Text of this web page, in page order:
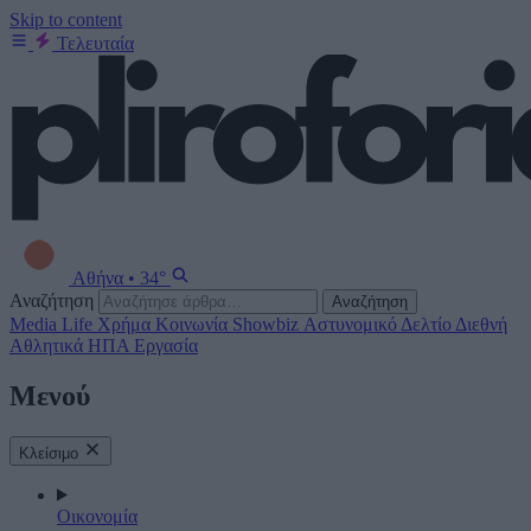
Skip to content
Τελευταία
Αθήνα • 34°
Αναζήτηση
Αναζήτηση
Media Life Χρήμα Κοινωνία Showbiz Αστυνομικό Δελτίο Διεθνή
Αθλητικά ΗΠΑ Εργασία
Μενού
Κλείσιμο
Οικονομία